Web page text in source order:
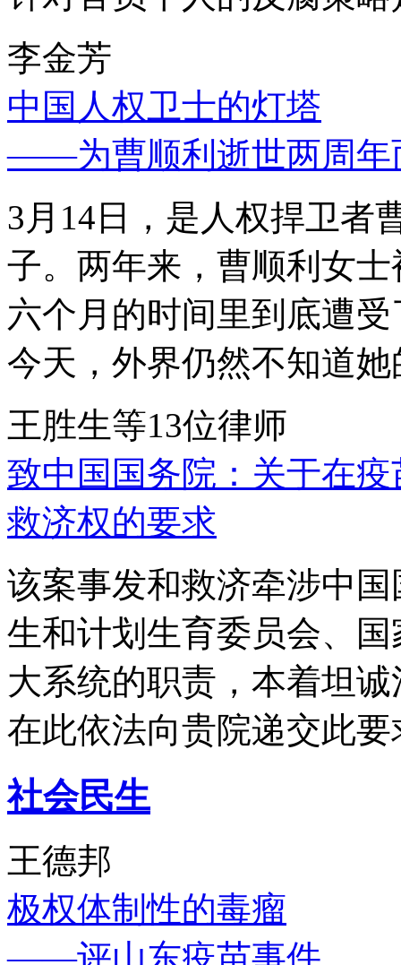
李金芳
中国人权卫士的灯塔
——为曹顺利逝世两周年
3月14日，是人权捍卫者
子。两年来，曹顺利女
六个月的时间里到底遭
今天，外界仍然不知道
王胜生等13位律师
致中国国务院：关于在
救济权的要求
该案事发和救济牵涉中
生和计划生育委员会、
大系统的职责，本着坦
在此依法向贵院递交此要
社会民生
王德邦
极权体制性的毒瘤